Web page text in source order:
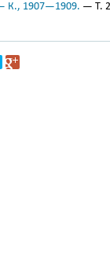
— К., 1907—1909. — Т.